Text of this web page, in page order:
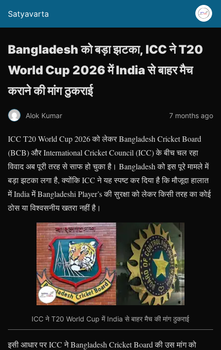
Satyavarta
Bangladesh को बड़ा झटका, ICC ने T20
World Cup 2026 में India से बाहर मैच
कराने की मांग ठुकराई
Alok Kumar 7 months ago
ICC T20 World Cup 2026 को लेकर Bangladesh Cricket Board
(BCB) और International Cricket Council (ICC) के बीच चल रहा
विवाद अब पूरी तरह से साफ हो चुका है। Bangladesh को इस पूरे मामले में
बड़ा झटका लगा है, क्योंकि ICC ने यह स्पष्ट कर दिया है कि मौजूदा हालात
में India में Bangladeshi Player’s की सुरक्षा को लेकर किसी तरह का कोई
ठोस या विश्वसनीय खतरा नहीं है।
ICC ने T20 World Cup में India से बाहर मैच की मांग ठुकराई
इसी आधार पर ICC ने Bangladesh Cricket Board की उस मांग को